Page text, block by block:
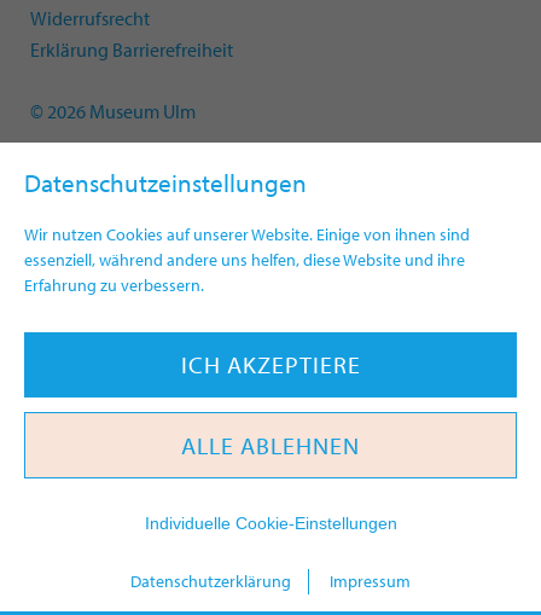
Datenschutzeinstellungen
Wir nutzen Cookies auf unserer Website. Einige von ihnen sind
essenziell, während andere uns helfen, diese Website und ihre
Erfahrung zu verbessern.
ICH AKZEPTIERE
ALLE ABLEHNEN
Individuelle Cookie-Einstellungen
Datenschutzerklärung Impressum
Widerrufsrecht
Erklärung Barrierefreiheit
© 2026 Museum Ulm